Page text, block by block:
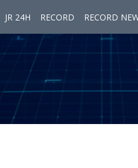
JR 24H RECORD RECORD